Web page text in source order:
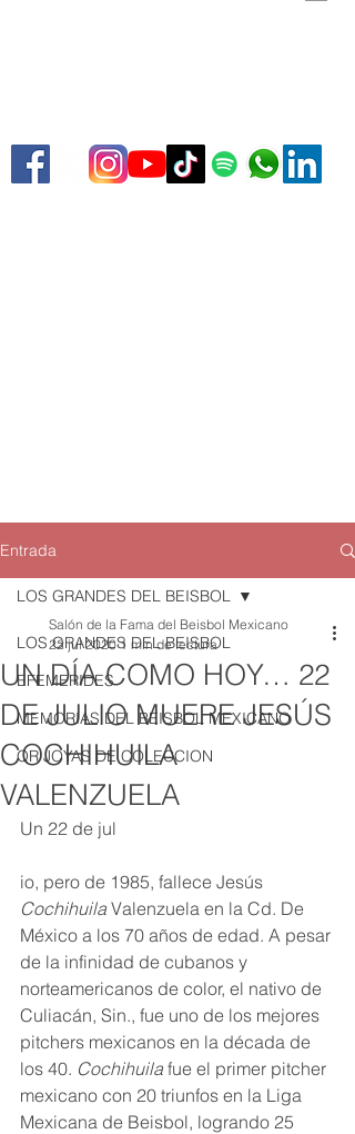
Entrada
LOS GRANDES DEL BEISBOL
EFEMERIDES
MEMORIAS DEL BEISBOL MEXICANO
QR JOYAS DE COLECCION
LOS GRANDES DEL BEISBOL
UN DÍA COMO HOY… 22
DE JULIO MUERE JESÚS
COCHIHUILA
VALENZUELA
Salón de la Fama del Beisbol Mexicano
22 jul 2020 1 min de lectura
Un 22 de jul
io, pero de 1985, fallece Jesús
Cochihuila Valenzuela en la Cd. De
México a los 70 años de edad. A pesar
de la infinidad de cubanos y
norteamericanos de color, el nativo de
Culiacán, Sin., fue uno de los mejores
pitchers mexicanos en la década de
los 40. Cochihuila fue el primer pitcher
mexicano con 20 triunfos en la Liga
Mexicana de Beisbol, logrando 25